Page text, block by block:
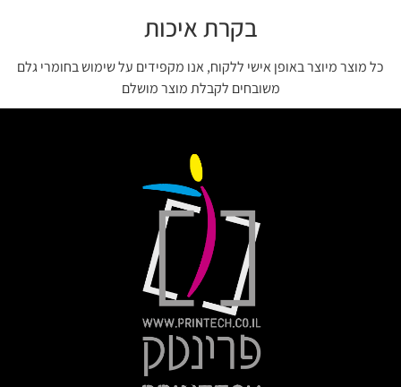
בקרת איכות
כל מוצר מיוצר באופן אישי ללקוח, אנו מקפידים על שימוש בחומרי גלם
משובחים לקבלת מוצר מושלם